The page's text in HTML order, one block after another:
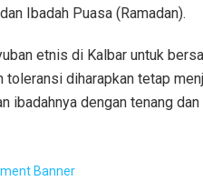
Ibadah Puasa (Ramadan).
etnis di Kalbar untuk
diharapkan tetap
ibadahnya dengan tenang